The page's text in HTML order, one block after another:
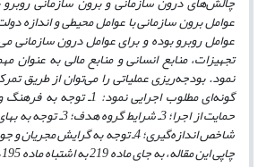
عوامل برون سازمانی با عوامل محیطی و اندازه
عوامل روبرو بوده و برای عوامل درون سازمانی
تجهیزات، منابع انسانی و منابع مالی به عنوان
نمود. بودجه‌ریزی عملیاتی را می‌توان از طریق
گونه‌ای مطلوب اجرایی نمود:
حمایت از اجرا؛ 3ـ شرایط
شاخص اندازه‌گیری؛ 4ـ توجه به گرایش مجریان و جو سازمانى.
چاپی این مقاله، به جای ماده 219 به اشتباه ماده 195 ذکر شده است.